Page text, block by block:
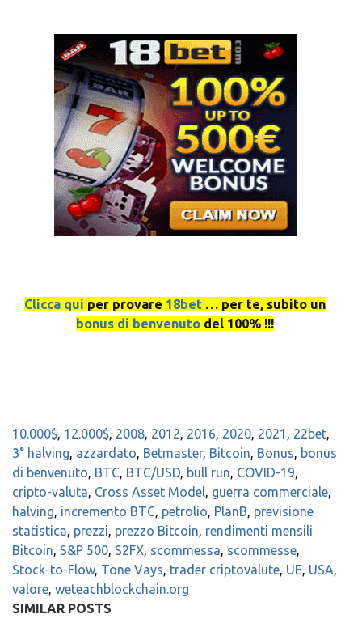
Clicca qui per provare 18bet … per te, subito un
bonus di benvenuto del 100% !!!
10.000$, 12.000$, 2008, 2012, 2016, 2020, 2021 , 22bet,
3° halving, azzardato, Betmaster, Bitcoin, Bonus, bonus
di benvenuto, BTC, BTC/USD, bull run, COVID-19,
cripto-valuta, Cross Asset Model, guerra commerciale,
halving, incremento BTC, petrolio, PlanB, previsione
statistica, prezzi, prezzo Bitcoin, rendimenti mensili
Bitcoin, S&P 500, S2FX, scommessa, scommesse,
Stock-to-Flow, Tone Vays, trader criptovalute, UE, USA,
valore, weteachblockchain.org
SIMILAR POSTS